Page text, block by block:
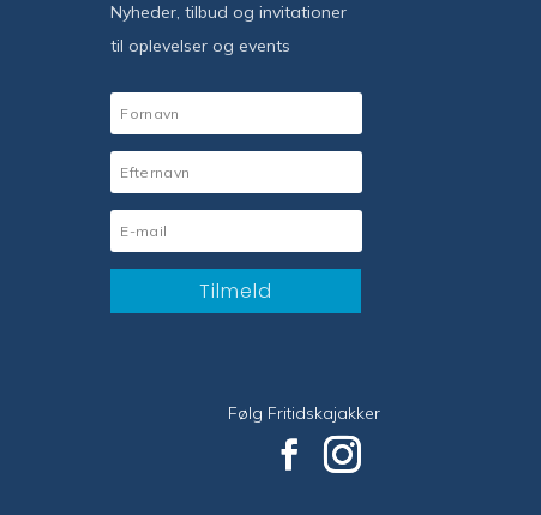
Nyheder, tilbud og invitationer
til oplevelser og events
Tilmeld
Følg Fritidskajakker